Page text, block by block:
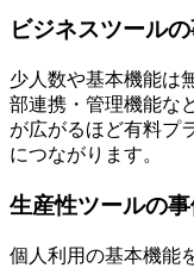
ビジネスツールの
少人数や基本機能は
部連携・管理機能な
が広がるほど有料プ
につながります。
生産性ツールの事
個人利用の基本機能